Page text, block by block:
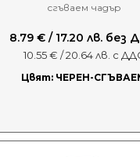
сгъваем чадър
8.79 € / 17.20 лв. без
10.55 € / 20.64 лв. с
Цвят: ЧЕРЕН-